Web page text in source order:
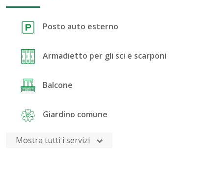
Posto auto esterno
Armadietto per gli sci e scarponi
Balcone
Giardino comune
Mostra tutti i servizi